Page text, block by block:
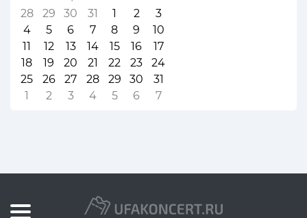
28
29 30 31 1 2
3
4
5 6 7 8 9
10
11
12 13 14 15 16
17
18
19 20 21 22 23
24
25
26 27 28 29 30
31
1
2 3 4 5 6 7